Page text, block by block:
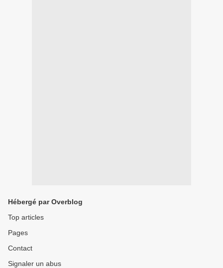
Hébergé par Overblog
Top articles
Pages
Contact
Signaler un abus